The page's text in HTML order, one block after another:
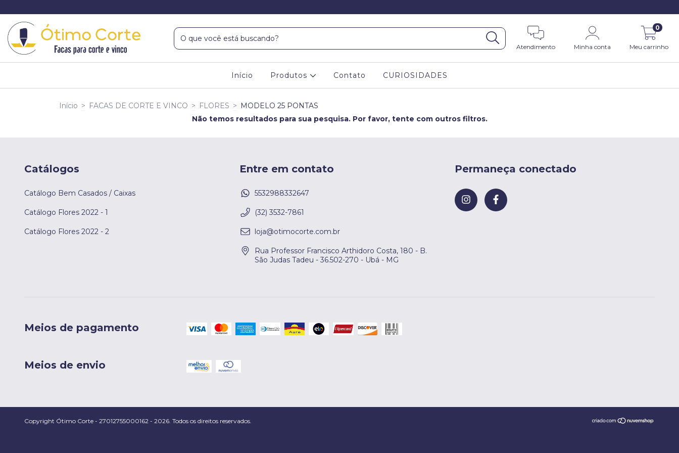
Atendimento Minha conta Meu carrinho
0
Início Produtos Contato CURIOSIDADES
Início > FACAS DE CORTE E VINCO > FLORES > MODELO 25 PONTAS
Não temos resultados para sua pesquisa. Por favor, tente com outros filtros.
Catálogos
Catálogo Bem Casados / Caixas
Catálogo Flores 2022 - 1
Catálogo Flores 2022 - 2
Entre em contato
5532988332647
(32) 3532-7861
loja@otimocorte.com.br
Rua Professor Francisco Arthidoro Costa, 180 - B.
São Judas Tadeu - 36.502-270 - Ubá - MG
Permaneça conectado
Meios de pagamento
Meios de envio
Copyright Ótimo Corte - 27012755000162 - 2026. Todos os direitos reservados.